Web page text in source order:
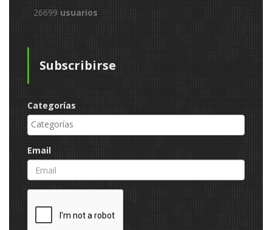
26699 usuarios
Subscribirse
Categorías
Email